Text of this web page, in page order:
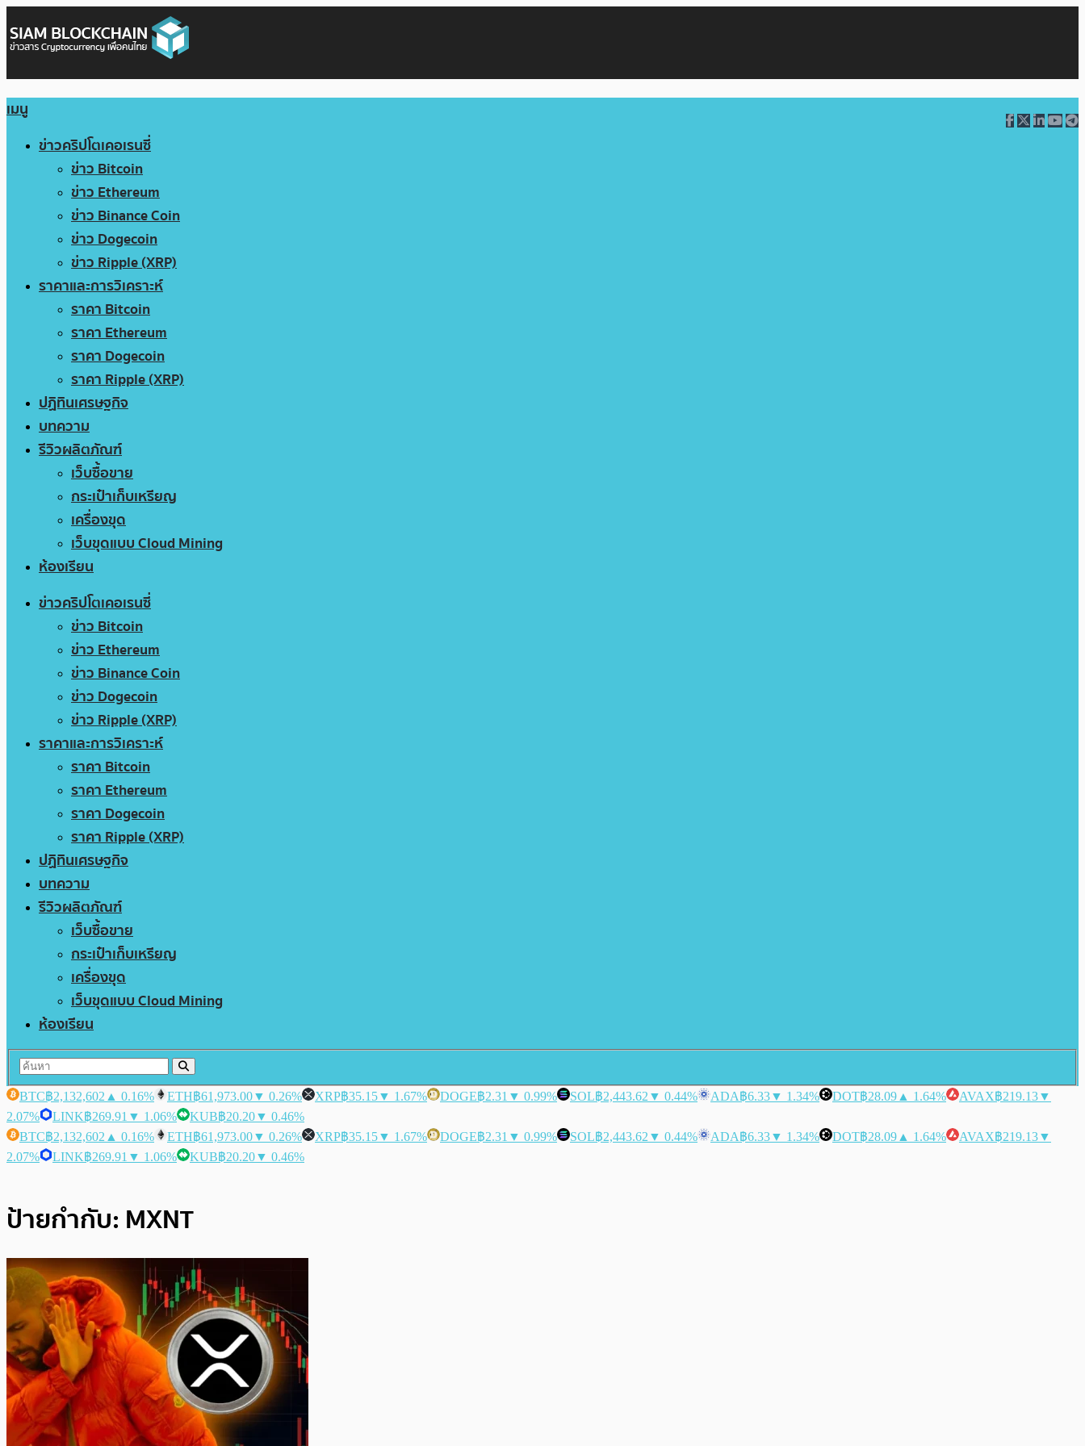
เมนู
ข่าวคริปโตเคอเรนซี่
ข่าว Bitcoin
ข่าว Ethereum
ข่าว Binance Coin
ข่าว Dogecoin
ข่าว Ripple (XRP)
ราคาและการวิเคราะห์
ราคา Bitcoin
ราคา Ethereum
ราคา Dogecoin
ราคา Ripple (XRP)
ปฏิทินเศรษฐกิจ
บทความ
รีวิวผลิตภัณฑ์
เว็บซื้อขาย
กระเป๋าเก็บเหรียญ
เครื่องขุด
เว็บขุดแบบ Cloud Mining
ห้องเรียน
ข่าวคริปโตเคอเรนซี่
ข่าว Bitcoin
ข่าว Ethereum
ข่าว Binance Coin
ข่าว Dogecoin
ข่าว Ripple (XRP)
ราคาและการวิเคราะห์
ราคา Bitcoin
ราคา Ethereum
ราคา Dogecoin
ราคา Ripple (XRP)
ปฏิทินเศรษฐกิจ
บทความ
รีวิวผลิตภัณฑ์
เว็บซื้อขาย
กระเป๋าเก็บเหรียญ
เครื่องขุด
เว็บขุดแบบ Cloud Mining
ห้องเรียน
BTC฿2,132,602 ▲ 0.16% ETH฿61,973.00▼ 0.26% XRP฿35.15▼ 1.67% DOGE฿2.31 ▼ 0.99% SOL฿2,443.62 ▼ 0.44% ADA฿6.33▼ 1.34% DOT฿28.09 ▲ 1.64% AVAX฿219.13▼
2.07%
LINK฿269.91 ▼ 1.06% KUB฿20.20▼ 0.46%
BTC฿2,132,602 ▲ 0.16% ETH฿61,973.00▼ 0.26% XRP฿35.15▼ 1.67% DOGE฿2.31 ▼ 0.99% SOL฿2,443.62 ▼ 0.44% ADA฿6.33▼ 1.34% DOT฿28.09 ▲ 1.64% AVAX฿219.13▼
2.07%
LINK฿269.91 ▼ 1.06% KUB฿20.20▼ 0.46%
ป้ายกำกับ: MXNT